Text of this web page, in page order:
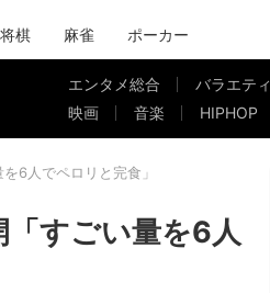
将棋 麻雀 ポーカー
エンタメ総合 バラエティ
映画
音楽 HIPHOP
6人でペロリと完食」
「すごい量を6人